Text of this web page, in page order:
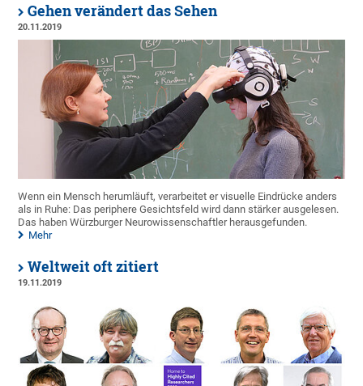
Gehen verändert das Sehen
20.11.2019
Wenn ein Mensch herumläuft, verarbeitet er visuelle Eindrücke anders
als in Ruhe: Das periphere Gesichtsfeld wird dann stärker ausgelesen.
Das haben Würzburger Neurowissenschaftler herausgefunden.
Mehr
Weltweit oft zitiert
19.11.2019